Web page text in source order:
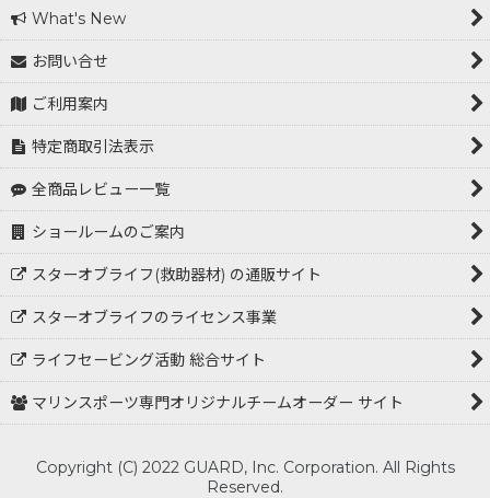
What's New
お問い合せ
ご利用案内
特定商取引法表示
全商品レビュー一覧
ショールームのご案内
スターオブライフ(救助器材) の通販サイト
スターオブライフのライセンス事業
ライフセービング活動 総合サイト
マリンスポーツ専門オリジナルチームオーダー サイト
Copyright (C) 2022 GUARD, Inc. Corporation. All Rights
Reserved.